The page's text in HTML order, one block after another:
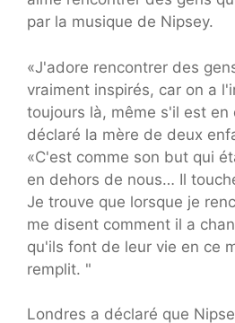
par la musique de Nipsey.
«J'adore rencontrer des
vraiment inspirés, car on a
toujours là, même s'il est en
déclaré la mère de deux
«C'est comme son but qui
en dehors de nous… Il
Je trouve que lorsque je
me disent comment il a
qu'ils font de leur vie en ce
remplit. "
Londres a déclaré que